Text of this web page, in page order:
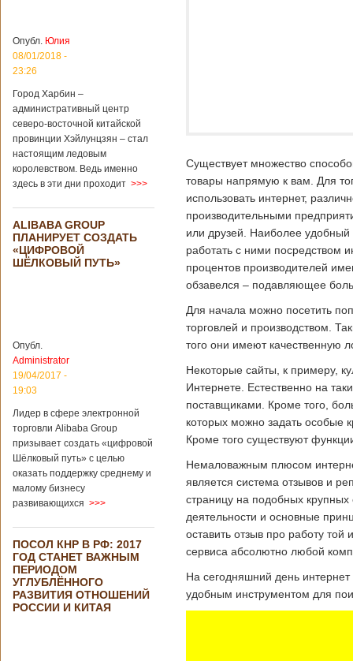
партнером
Германии
Как
свидетельствуют
были
обнародованы
Федеральным
статистическим
ведомством
Германии, в 2018
крупного торгового
партнера страны
остается за
Китаем, причем это
уже третий год
евро. Как
свидетельствуют
опубликованные
данные, в прошлом
импорта из Китая
Подробнее...
Опубликовано
21/02/2019 - 22:30
Китай и Россия
собираются
разрабатывать
тяжелый
вертолет
В ближайшее
время между
Китаем и Россией
подписание
контракта на
разработку
тяжелого
вертолета. Такое
заявление сделала
директор по
Опубл. Юлия
08/01/2018 -
23:26
Город Харбин –
административный центр
северо-восточной китайской
провинции Хэйлунцзян – стал
настоящим ледовым
королевством. Ведь именно
здесь в эти дни проходит >>>
ALIBABA GROUP
ПЛАНИРУЕТ СОЗДАТЬ
«ЦИФРОВОЙ
ШЁЛКОВЫЙ ПУТЬ»
Опубл.
Administrator
19/04/2017 -
19:03
Лидер в сфере электронной
торговли Alibaba Group
призывает создать «цифровой
Шёлковый путь» с целью
оказать поддержку среднему и
малому бизнесу
развивающихся >>>
ПОСОЛ КНР В РФ: 2017
ГОД СТАНЕТ ВАЖНЫМ
ПЕРИОДОМ
УГЛУБЛЁННОГО
РАЗВИТИЯ ОТНОШЕНИЙ
РОССИИ И КИТАЯ
Существует множество
товары напрямую к вам. Для
использовать интернет,
производительными
или друзей. Наиболее удобный
работать с ними посредством
процентов производителей
обзавелся – подавляющее
Для начала можно посетить
торговлей и производством.
того они имеют качественную
Некоторые сайты, к примеру,
Интернете. Естественно на
поставщиками. Кроме того,
которых можно задать особые
Кроме того существуют
Немаловажным плюсом
является система отзывов и
страницу на подобных
деятельности и основные
оставить отзыв про работу
сервиса абсолютно любой
На сегодняшний день
удобным инструментом для